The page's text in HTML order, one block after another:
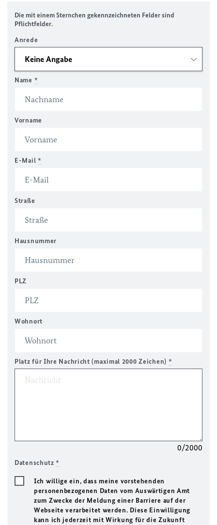
Die mit einem Sternchen gekennzeichneten Felder sind
Pflichtfelder.
Anrede
Name *
Vorname
E-Mail *
Straße
Hausnummer
PLZ
Wohnort
Platz für Ihre Nachricht (maximal 2000 Zeichen) *
0/2000
Datenschutz*
Ich willige ein, dass meine vorstehenden
personenbezogenen Daten vom Auswärtigen Amt
zum Zwecke der Meldung einer Barriere auf der
Webseite verarbeitet werden. Diese Einwilligung
kann ich jederzeit mit Wirkung für die Zukunft